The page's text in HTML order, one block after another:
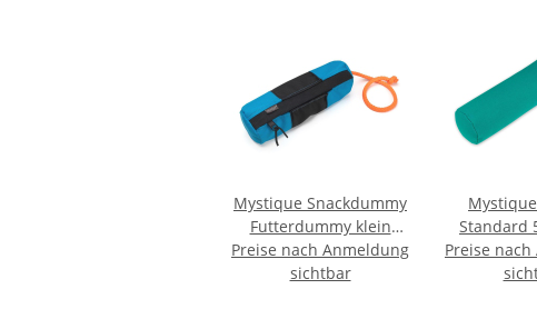
Mystique Snackdummy
Futterdummy klein
reflex blau/schwarz
Preise nach Anmeldung
sichtbar
Standard
Preise